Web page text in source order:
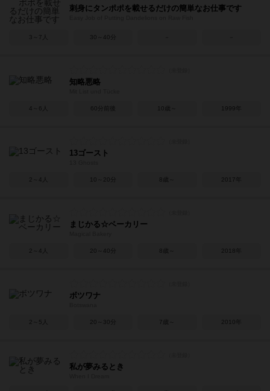
刺身にタンポポを載せるだけの簡単なお仕事です
3～7人 30～40分
知略悪略
4～6人 60分前後 10歳～ 1999年
13ゴースト
2～4人 10～20分 8歳～ 2017年
まじかる☆ベーカリー
2～4人 20～40分 8歳～ 2018年
ボツワナ
2～5人 20～30分 7歳～ 2010年
私が夢みるとき